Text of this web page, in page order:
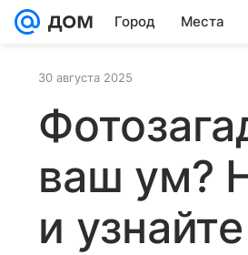
Город Места
30 августа 2025
ваш ум?
и